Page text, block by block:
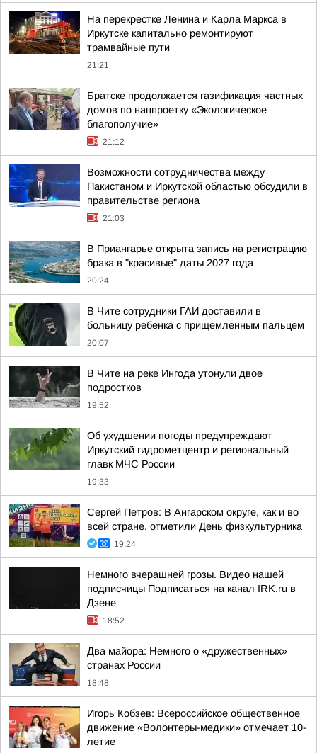
На перекрестке Ленина и Карла Маркса в
Иркутске капитально ремонтируют
трамвайные пути
21:21
Братске продолжается газификация частных
домов по нацпроетку «Экологическое
благополучие»
21:12
Возможности сотрудничества между
Пакистаном и Иркутской областью обсудили в
правительстве региона
21:03
В Приангарье открыта запись на регистрацию
брака в "красивые" даты 2027 года
20:24
В Чите сотрудники ГАИ доставили в
больницу ребенка с прищемленным пальцем
20:07
В Чите на реке Ингода утонули двое
подростков
19:52
Об ухудшении погоды предупреждают
Иркутский гидрометцентр и региональный
главк МЧС России
19:33
Сергей Петров: В Ангарском округе, как и во
всей стране, отметили День физкультурника
19:24
Немного вчерашней грозы. Видео нашей
подписчицы Подписаться на канал IRK.ru в
Дзене
18:52
Два майора: Немного о «дружественных»
странах России
18:48
Игорь Кобзев: Всероссийское общественное
движение «Волонтеры-медики» отмечает 10-
летие